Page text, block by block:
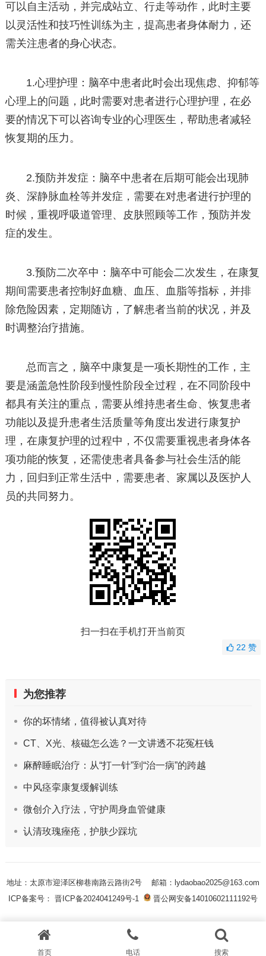
可以自主活动，并完成站立、行走等动作，此时主要
以灵活性和技巧性训练为主，提高患者身体耐力，还
需关注患者的身心状态。
1.心理护理：脑卒中患者此时会出现焦虑、抑郁等
心理上的问题，此时需要对患者进行心理护理，在必
要的情况下可以咨询专业的心理医生，帮助患者减轻
恢复期的压力。
2.预防并发症：脑卒中患者在后期可能会出现肺
炎、深静脉血栓等并发症，需要在对患者进行护理的
时候，重视呼吸道管理、皮肤照顾等工作，预防并发
症的发生。
3.预防二次卒中：脑卒中可能会二次发生，在康复
期间需要患者控制好血糖、血压、血脂等指标，并排
除危险因素，定期随访，了解患者当前的状况，并及
时调整治疗措施。
总而言之，脑卒中康复是一项长期性的工作，主
要是涵盖急性阶段到慢性阶段全过程，在不同阶段中
都具有关注的重点，需要从维持患者生命、恢复患者
功能以及提升患者生活质量等角度出发进行康复护
理，在康复护理的过程中，不仅需要重视患者身体各
项功能的恢复，还需使患者具备参与社会生活的能
力，回归到正常生活中，需要患者、家属以及医护人
员的共同努力。
扫一扫在手机打开当前页
22赞
为您推荐
你的坏情绪，值得被认真对待
CT、X光、核磁怎么选？一文讲透不花冤枉钱
麻醉睡眠治疗：从“打一针”到“治一病”的跨越
中风痉挛康复缓解训练
微创介入疗法，守护周身血管健康
认清玫瑰痤疮，护肤少踩坑
地址：太原市迎泽区柳巷南路云路街2号 邮箱：lydaobao2025@163.com
ICP备案号： 晋ICP备2024041249号-1
晋公网安备14010602111192号
首页 电话 搜索